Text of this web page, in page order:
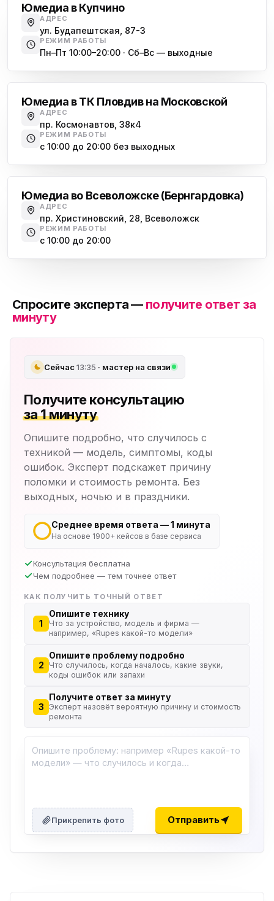
Юмедиа в Купчино
АДРЕС
ул. Будапештская, 87-3
РЕЖИМ РАБОТЫ
Пн–Пт 10:00–20:00 · Сб–Вс — выходные
Юмедиа в ТК Пловдив на Московской
АДРЕС
пр. Космонавтов, 38к4
РЕЖИМ РАБОТЫ
с 10:00 до 20:00 без выходных
Юмедиа во Всеволожске (Бернгардовка)
АДРЕС
пр. Христиновский, 28, Всеволожск
РЕЖИМ РАБОТЫ
с 10:00 до 20:00
Спросите эксперта — получите ответ за
минуту
Сейчас13:35 · мастер на связи
Получите консультацию
за 1 минуту
Опишите подробно, что случилось с
техникой — модель, симптомы, коды
ошибок. Эксперт подскажет причину
поломки и стоимость ремонта. Без
выходных, ночью и в праздники.
Среднее время ответа — 1 минута
На основе 1900+ кейсов в базе сервиса
Консультация бесплатна
Чем подробнее — тем точнее ответ
КАК ПОЛУЧИТЬ ТОЧНЫЙ ОТВЕТ
1
Опишите технику
Что за устройство, модель и фирма —
например, «Rupes какой-то модели»
2
Опишите проблему подробно
Что случилось, когда началось, какие звуки,
коды ошибок или запахи
3
Получите ответ за минуту
Эксперт назовёт вероятную причину и стоимость
ремонта
Прикрепить фото Отправить